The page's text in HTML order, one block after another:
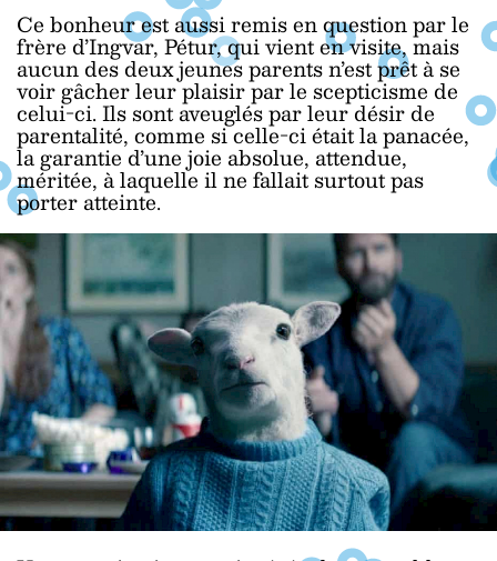
Ce bonheur est aussi remis en question par le
frère d’Ingvar, Pétur, qui vient en visite, mais
aucun des deux jeunes parents n’est prêt à se
voir gâcher leur plaisir par le scepticisme de
celui-ci. Ils sont aveuglés par leur désir de
parentalité, comme si celle-ci était la panacée,
la garantie d’une joie absolue, attendue,
méritée, à laquelle il ne fallait surtout pas
porter atteinte.